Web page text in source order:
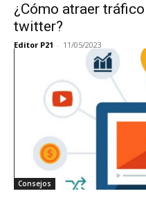
¿Cómo atraer
twitter?
Editor P21 - 11/05/2023
Consejos